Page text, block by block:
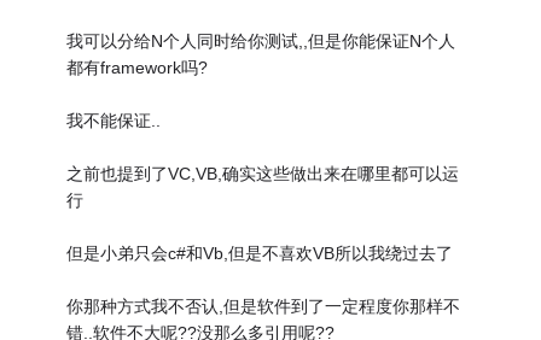
我可以分给N个人同时给你测试,,但是你能保证N个人
都有framework吗?
我不能保证..
之前也提到了VC,VB,确实这些做出来在哪里都可以运
行
但是小弟只会c#和Vb,但是不喜欢VB所以我绕过去了
你那种方式我不否认,但是软件到了一定程度你那样不
错..软件不大呢??没那么多引用呢??